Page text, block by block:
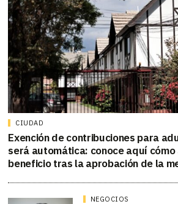
CIUDAD
Exención de contribuciones para
será automática: conoce aquí
beneficio tras la aprobación de la
NEGOCIOS